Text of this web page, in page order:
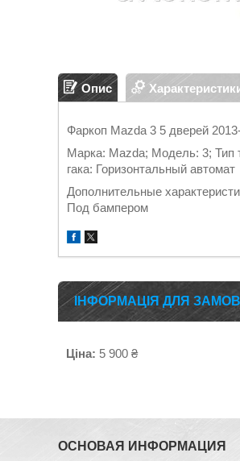
Опис
Фаркоп Mazda 3 5 дверей
Марка: Mazda; Модель: 3; Тип
гака: Горизонтальный автомат
Дополнительные
Под бампером
ІНФОРМАЦІЯ ДЛЯ
Ціна: 5 900 ₴
ОСНОВАЯ ИНФОРМАЦИЯ